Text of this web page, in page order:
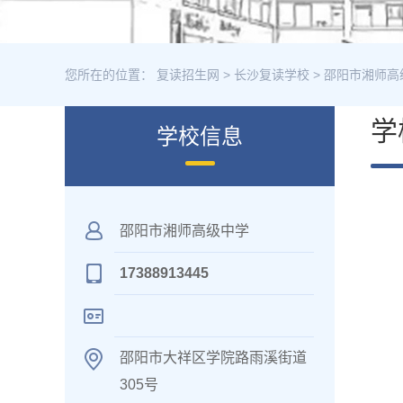
您所在的位置： 复读招生网 > 长沙复读学校 > 邵阳市湘师高
学校信息
邵阳市湘师高级中学
17388913445
邵阳市大祥区学院路雨溪街道
305号